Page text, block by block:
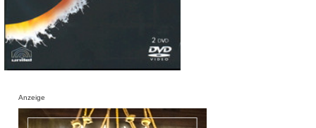
Anzeige